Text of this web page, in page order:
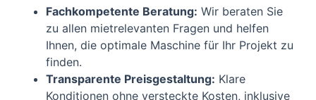
Fachkompetente Beratung: Wir beraten Sie
zu allen mietrelevanten Fragen und helfen
Ihnen, die optimale Maschine für Ihr Projekt zu
finden.
Transparente Preisgestaltung: Klare
Konditionen ohne versteckte Kosten, inklusive